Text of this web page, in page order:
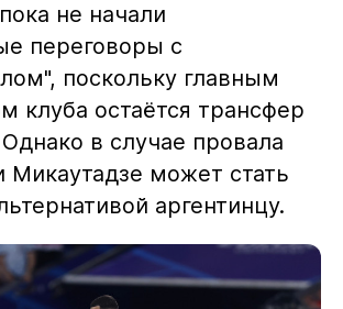
не начали
переговоры с
поскольку главным
клуба остаётся трансфер
в случае провала
Микаутадзе может стать
аргентинцу.